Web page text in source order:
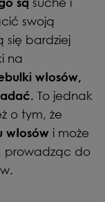
swoją
się bardziej
na
włosów,
To jednak
o tym, że
włosów i może
prowadząc do